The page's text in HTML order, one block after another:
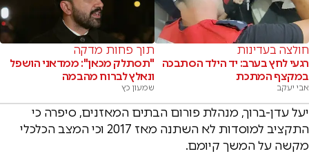
חולצה בעדינות
רגעי לחץ בערב: יד הילד הסתבכה
במקצף המתכת
אבי יעקב
תוך פחות מדקה
"תסתלק מכאן": ממדאני הושפל
ונאלץ לברוח מהבמה
שמעון כץ
יעל עדן-ברוך, מנהלת פורום הבתים המאזנים, סיפרה כי
התקציב למוסדות לא השתנה מאז 2017 וכי המצב הכלכלי
מקשה על המשך קיומם.